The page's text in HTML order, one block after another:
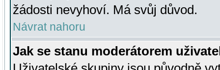
žádosti nevyhoví. Má svůj důvod.
Návrat nahoru
Jak se stanu moderátorem